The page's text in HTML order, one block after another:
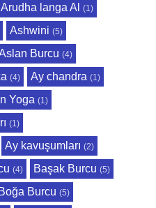
Arudha langa Al (1)
Ashwini (5)
Burcu (4)
(4) Ay chandra (1)
Yoga (1)
(1)
Ay kavuşumları (2)
(4) Başak Burcu (5)
Boğa Burcu (5)